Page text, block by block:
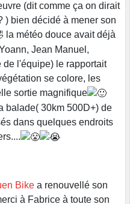
(dit comme ça on dirait
) bien décidé à mener son
la météo douce avait déjà
Jean Manuel,
de l'équipe) le rapportait
se colore, les
sortie magnifique
balade( 30km 500D+) de
dans quelques endroits
Bike a renouvellé son
à Fabrice à toute son